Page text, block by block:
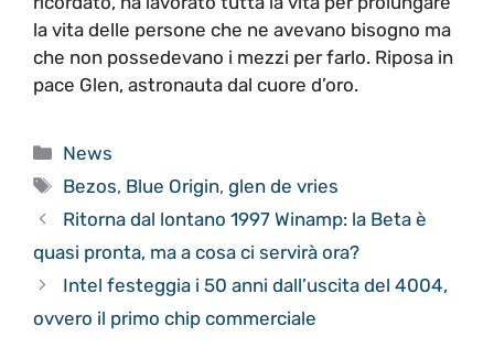
la vita delle persone che ne avevano bisogno ma
che non possedevano i mezzi per farlo. Riposa in
pace Glen, astronauta dal cuore d’oro.
Categorie
News
Tag
Bezos, Blue Origin,glen de vries
Ritorna dal lontano 1997 Winamp: la Beta è
quasi pronta, ma a cosa ci servirà ora?
Intel festeggia i 50 anni dall’uscita del 4004,
ovvero il primo chip commerciale